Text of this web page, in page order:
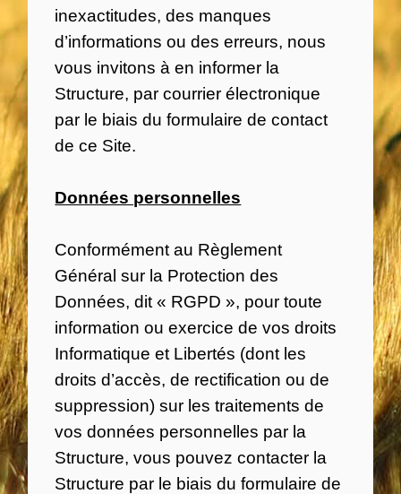
inexactitudes, des manques
d’informations ou des erreurs, nous
vous invitons à en informer la
Structure, par courrier électronique
par le biais du formulaire de contact
de ce Site.
Données personnelles
Conformément au Règlement
Général sur la Protection des
Données, dit « RGPD », pour toute
information ou exercice de vos droits
Informatique et Libertés (dont les
droits d’accès, de rectification ou de
suppression) sur les traitements de
vos données personnelles par la
Structure, vous pouvez contacter la
Structure par le biais du formulaire de